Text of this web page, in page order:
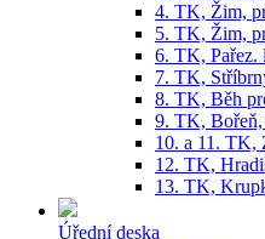
4. TK, Žim,
5. TK, Žim,
6. TK, Pařez.
7. TK,
8. TK, Běh
9. TK, Bořeň,
10. a 11. TK,
12. TK,
13. TK,
Úřední deska